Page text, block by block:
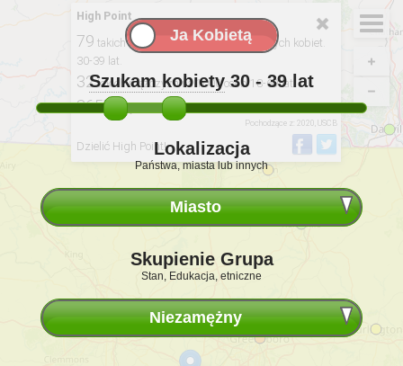
High Point
79 takich mężczyźni na 100 niezamężnych kobiet.
30-39 lat.
32takich mężczyzn na 1000 osób 18-69 lat.
3657tacy ludzie / 4657 kobiet.
Pochodzące z: 2020, USCB
Dzielić High Point!
Szukam kobiety 30 - 39lat
Lokalizacja
Państwa, miasta lub innych
Miasto
Skupienie Grupa
Stan, Edukacja, etniczne
Niezamężny